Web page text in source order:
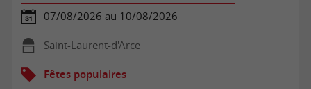
07/08/2026 au 10/08/2026
Saint-Laurent-d'Arce
Fêtes populaires